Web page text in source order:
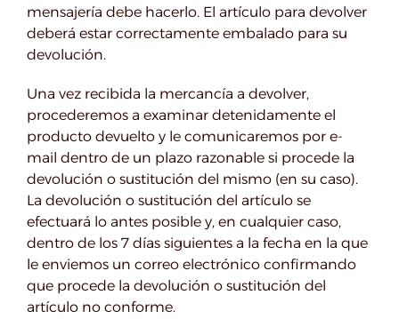
mensajería debe hacerlo. El artículo para devolver
deberá estar correctamente embalado para su
devolución.
Una vez recibida la mercancía a devolver,
procederemos a examinar detenidamente el
producto devuelto y le comunicaremos por e-
mail dentro de un plazo razonable si procede la
devolución o sustitución del mismo (en su caso).
La devolución o sustitución del artículo se
efectuará lo antes posible y, en cualquier caso,
dentro de los 7 días siguientes a la fecha en la que
le enviemos un correo electrónico confirmando
que procede la devolución o sustitución del
artículo no conforme.